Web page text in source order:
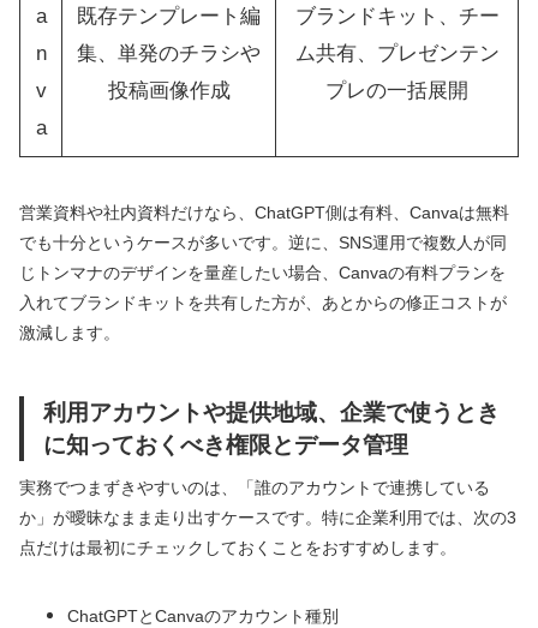
a
n
v
a
既存テンプレート編
集、単発のチラシや
投稿画像作成
ブランドキット、チー
ム共有、プレゼンテン
プレの一括展開
営業資料や社内資料だけなら、ChatGPT側は有料、Canvaは無料
でも十分というケースが多いです。逆に、SNS運用で複数人が同
じトンマナのデザインを量産したい場合、Canvaの有料プランを
入れてブランドキットを共有した方が、あとからの修正コストが
激減します。
利用アカウントや提供地域、企業で使うとき
に知っておくべき権限とデータ管理
実務でつまずきやすいのは、「誰のアカウントで連携している
か」が曖昧なまま走り出すケースです。特に企業利用では、次の3
点だけは最初にチェックしておくことをおすすめします。
ChatGPTとCanvaのアカウント種別